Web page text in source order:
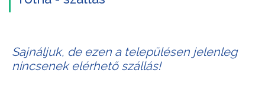
Sajnáljuk, de ezen a településen jelenleg
nincsenek elérhető szállás!